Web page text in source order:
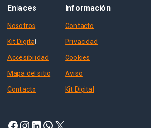
Enlaces
Nosotros
Kit Digita
Accesibilidad
Mapa del sitio
Contacto
Información
Contacto
Privacidad
Cookies
Aviso
Kit Digital